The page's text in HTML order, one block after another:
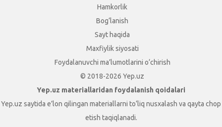
Hamkorlik
Bog‘lanish
Sayt haqida
Maxfiylik siyosati
Foydalanuvchi ma’lumotlarini o‘chirish
© 2018-2026 Yep.uz
Yep.uz materiallaridan foydalanish qoidalari
Yep.uz saytida e’lon qilingan materiallarni to‘liq nusxalash va qayta chop
etish taqiqlanadi.